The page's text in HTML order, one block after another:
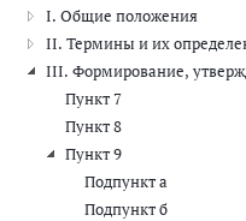
I. Общие положения
II. Термины и их
III. Формирование,
Пункт 7
Пункт 8
Пункт 9
Подпункт а
Подпункт б